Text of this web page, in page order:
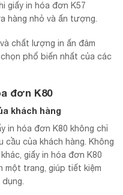
giấy in hóa đơn K57
hàng nhỏ và ấn tượng.
chất lượng in ấn đảm
phổ biến nhất của các
đơn K80
khách hàng
in hóa đơn K80 không chỉ
của khách hàng. Không
giấy in hóa đơn K80
trang, giúp tiết kiệm